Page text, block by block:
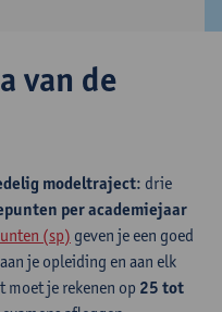
van de
modeltraject: drie
per academiejaar
(sp) geven je een goed
je opleiding en aan elk
je rekenen op 25 tot